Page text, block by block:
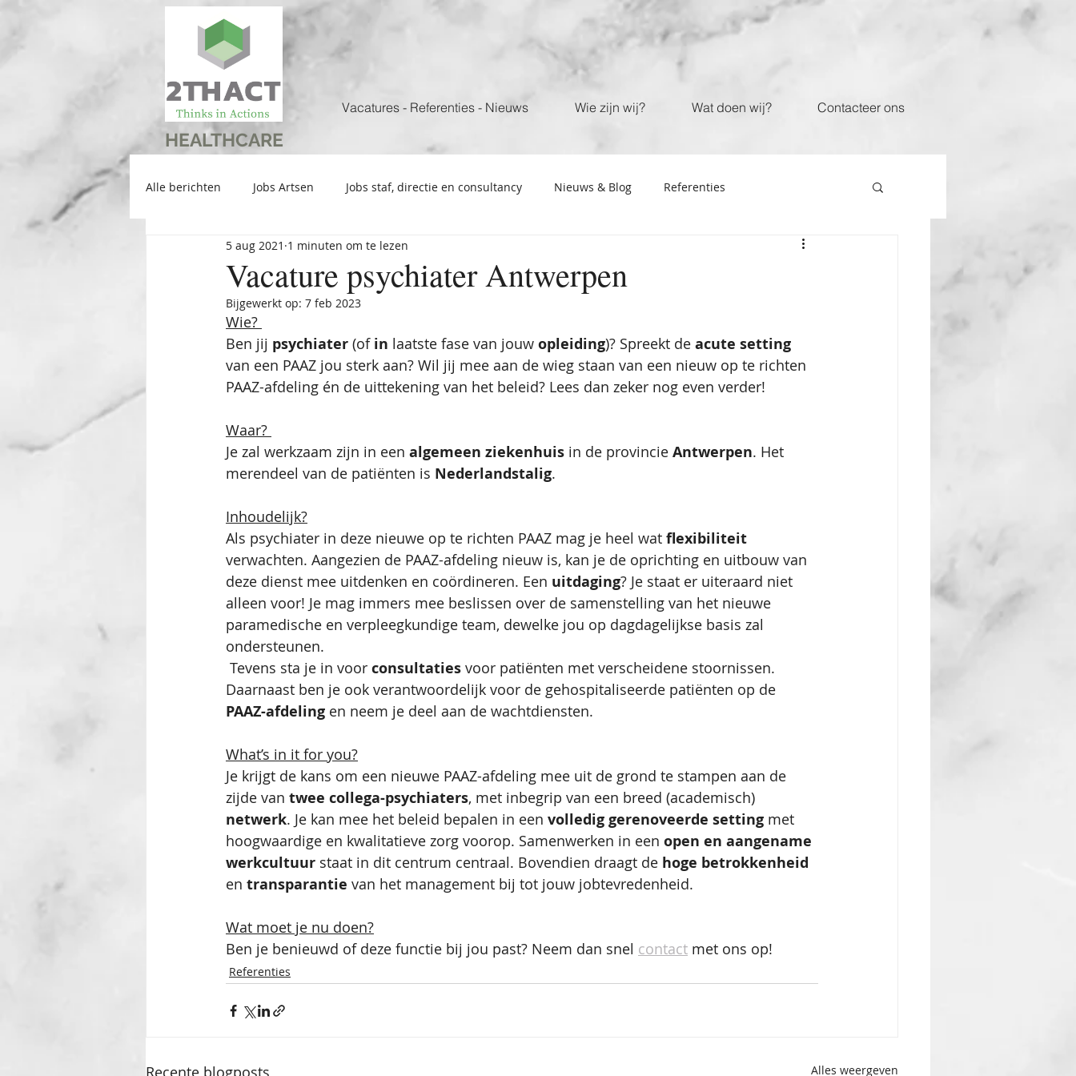
Vacatures - Referenties - Nieuws Wie zijn wij? Wat doen wij? Contacteer ons
HEALTHCARE
Alle berichten Jobs Artsen Jobs staf, directie en consultancy Nieuws & Blog Referenties
Vacature psychiater Antwerpen
5 aug 2021 1 minuten om te lezen
Bijgewerkt op: 7 feb 2023
Wie?
Ben jij psychiater (of in laatste fase van jouw opleiding)? Spreekt de acute setting
van een PAAZ jou sterk aan? Wil jij mee aan de wieg staan van een nieuw op te richten
PAAZ-afdeling én de uittekening van het beleid? Lees dan zeker nog even verder!
Waar?
Je zal werkzaam zijn in een algemeen ziekenhuis in de provincie Antwerpen. Het
merendeel van de patiënten is Nederlandstalig.
Inhoudelijk?
Als psychiater in deze nieuwe op te richten PAAZ mag je heel wat flexibiliteit
verwachten. Aangezien de PAAZ-afdeling nieuw is, kan je de oprichting en uitbouw van
deze dienst mee uitdenken en coördineren. Een uitdaging? Je staat er uiteraard niet
alleen voor! Je mag immers mee beslissen over de samenstelling van het nieuwe
paramedische en verpleegkundige team, dewelke jou op dagdagelijkse basis zal
ondersteunen.
Tevens sta je in voor consultaties voor patiënten met verscheidene stoornissen.
Daarnaast ben je ook verantwoordelijk voor de gehospitaliseerde patiënten op de
PAAZ-afdeling en neem je deel aan de wachtdiensten.
What’s in it for you?
Je krijgt de kans om een nieuwe PAAZ-afdeling mee uit de grond te stampen aan de
zijde van twee collega-psychiaters, met inbegrip van een breed (academisch)
netwerk. Je kan mee het beleid bepalen in een volledig gerenoveerde setting met
hoogwaardige en kwalitatieve zorg voorop. Samenwerken in een open en aangename
werkcultuur staat in dit centrum centraal. Bovendien draagt de hoge betrokkenheid
en transparantie van het management bij tot jouw jobtevredenheid.
Wat moet je nu doen?
Ben je benieuwd of deze functie bij jou past? Neem dan snel contact met ons op!
Referenties
Recente blogposts Alles weergeven